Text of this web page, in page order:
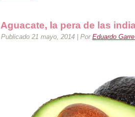
Aguacate, la pera de las
Publicado 21 mayo, 2014 Por Eduardo